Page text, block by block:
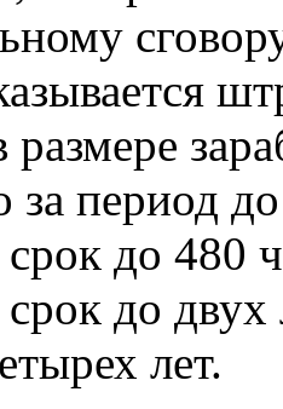
размере
за период
до 480
до
лет.